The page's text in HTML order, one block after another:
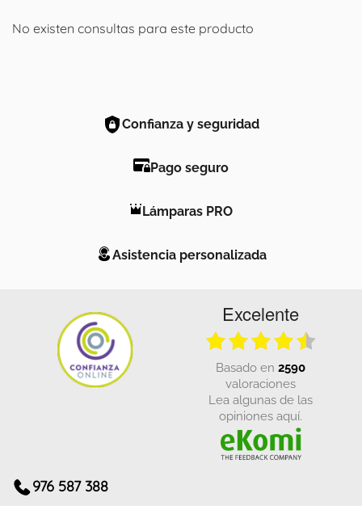
No existen consultas para este producto
Confianza y seguridad
Pago seguro
Lámparas PRO
Asistencia personalizada
Excelente
basado en 2590
valoraciones
Lea algunas de las
opiniones aquí.
976 587 388